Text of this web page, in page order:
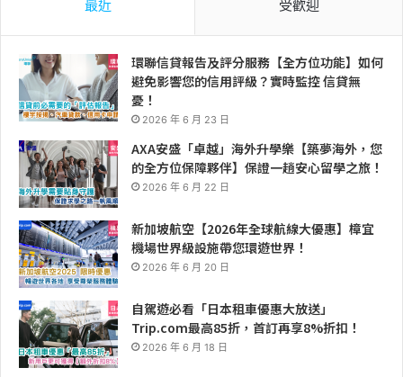
最近 受歡迎
環聯信貸報告及評分服務【全方位功能】如何
避免影響您的信用評級？實時監控 信貸無
憂！
2026 年 6 月 23 日
AXA安盛「卓越」海外升學樂【築夢海外，您
的全方位保障夥伴】保證一趟安心留學之旅！
2026 年 6 月 22 日
新加坡航空【2026年全球航線大優惠】樟宜
機場世界級設施帶您環遊世界！
2026 年 6 月 20 日
自駕遊必看「日本租車優惠大放送」
Trip.com最高85折，首訂再享8%折扣！
2026 年 6 月 18 日